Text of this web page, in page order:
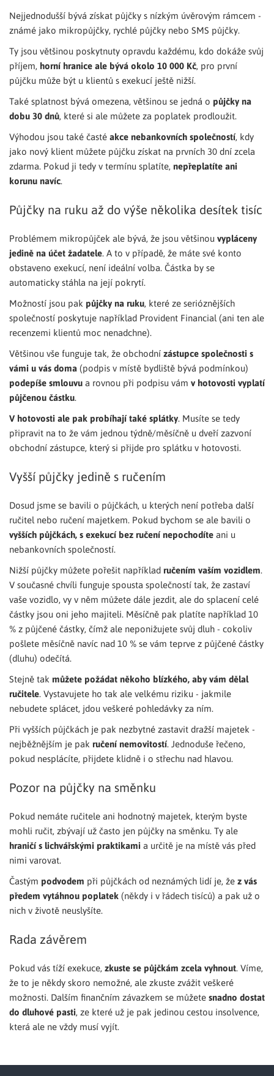
Nejjednodušší bývá získat půjčky s nízkým úvěrovým rámcem -
známé jako mikropůjčky, rychlé půjčky nebo SMS půjčky.
Ty jsou většinou poskytnuty opravdu každému, kdo dokáže svůj
příjem, horní hranice ale bývá okolo 10 000 Kč, pro první
půjčku může být u klientů s exekucí ještě nižší.
Také splatnost bývá omezena, většinou se jedná o půjčky na
dobu 30 dnů, které si ale můžete za poplatek prodloužit.
Výhodou jsou také časté akce nebankovních společností, kdy
jako nový klient můžete půjčku získat na prvních 30 dní zcela
zdarma. Pokud ji tedy v termínu splatíte, nepřeplatíte ani
korunu navíc.
Půjčky na ruku až do výše několika desítek tisíc
Problémem mikropůjček ale bývá, že jsou většinou vypláceny
jedině na účet žadatele. A to v případě, že máte své konto
obstaveno exekucí, není ideální volba. Částka by se
automaticky stáhla na její pokrytí.
Možností jsou pak půjčky na ruku, které ze serióznějších
společností poskytuje například Provident Financial (ani ten ale
recenzemi klientů moc nenadchne).
Většinou vše funguje tak, že obchodní zástupce společnosti s
vámi u vás doma (podpis v místě bydliště bývá podmínkou)
podepíše smlouvu a rovnou při podpisu vám v hotovosti vyplatí
půjčenou částku.
V hotovosti ale pak probíhají také splátky. Musíte se tedy
připravit na to že vám jednou týdně/měsíčně u dveří zazvoní
obchodní zástupce, který si přijde pro splátku v hotovosti.
Vyšší půjčky jedině s ručením
Dosud jsme se bavili o půjčkách, u kterých není potřeba další
ručitel nebo ručení majetkem. Pokud bychom se ale bavili o
vyšších půjčkách, s exekucí bez ručení nepochodíte ani u
nebankovních společností.
Nižší půjčky můžete pořešit například ručením vaším vozidlem.
V současné chvíli funguje spousta společností tak, že zastaví
vaše vozidlo, vy v něm můžete dále jezdit, ale do splacení celé
částky jsou oni jeho majiteli. Měsíčně pak platíte například 10
% z půjčené částky, čímž ale neponižujete svůj dluh - cokoliv
pošlete měsíčně navíc nad 10 % se vám teprve z půjčené částky
(dluhu) odečítá.
Stejně tak můžete požádat někoho blízkého, aby vám dělal
ručitele. Vystavujete ho tak ale velkému riziku - jakmile
nebudete splácet, jdou veškeré pohledávky za ním.
Při vyšších půjčkách je pak nezbytné zastavit dražší majetek -
nejběžnějším je pak ručení nemovitostí. Jednoduše řečeno,
pokud nesplácíte, přijdete klidně i o střechu nad hlavou.
Pozor na půjčky na směnku
Pokud nemáte ručitele ani hodnotný majetek, kterým byste
mohli ručit, zbývají už často jen půjčky na směnku. Ty ale
hraničí s lichvářskými praktikami a určitě je na místě vás před
nimi varovat.
Častým podvodem při půjčkách od neznámých lidí je, že z vás
předem vytáhnou poplatek (někdy i v řádech tisíců) a pak už o
nich v životě neuslyšíte.
Rada závěrem
Pokud vás tíží exekuce, zkuste se půjčkám zcela vyhnout. Víme,
že to je někdy skoro nemožné, ale zkuste zvážit veškeré
možnosti. Dalším finančním závazkem se můžete snadno dostat
do dluhové pasti, ze které už je pak jedinou cestou insolvence,
která ale ne vždy musí vyjít.